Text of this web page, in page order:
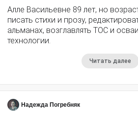
Алле Васильевне 89 лет, но
писать стихи и прозу,
альманах, возглавлять ТОС и
технологии.
Читать далее
Надежда Погребняк